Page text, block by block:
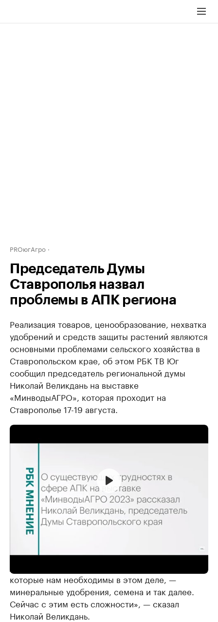
PROюгАгро
Председатель Думы
Ставрополья назвал
проблемы в АПК региона
Реализация товаров, ценообразование, нехватка
удобрений и средств защиты растений являются
основными проблемами сельского хозяйства в
Ставропольском крае, об этом РБК ТВ Юг
сообщил председатель региональной думы
Николай Великдань на выставке
«МинводыАГРО», которая проходит на
Ставрополье 17-19 августа.
«Реализация, ценообразование. <…> Мы сейчас
которые нам необходимы в этом деле, —
минеральные удобрения, семена и так далее.
Сейчас с этим есть сложности», — сказал
Николай Великдань.